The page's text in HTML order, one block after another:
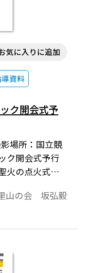
資料
気に入りに追加
ク開会式予
場所：国立競
ク開会式予行
火の点火式か
でした。開会宣
スゲーム(五輪
山の会 坂弘毅